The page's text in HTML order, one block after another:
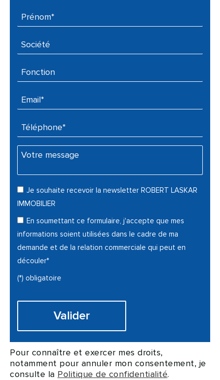
Prénom* :
Société :
Fonction :
Email* :
Téléphone* :
Votre message :
Je souhaite recevoir la newsletter ROBERT LASKAR
IMMOBILIER
En soumettant ce formulaire, j'accepte que mes
informations soient utilisées dans le cadre de ma
demande et de la relation commerciale qui peut en
découler*
(*) obligatoire
Pour connaître et exercer mes droits,
notamment pour annuler mon consentement, je
consulte la Politique de confidentialité.